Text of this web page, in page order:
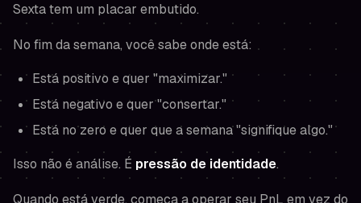
Sexta tem um placar embutido.
No fim da semana, vocêsabeonde está:
Está positivo e quer "maximizar."
Está negativo e quer "consertar."
Está no zero e quer que a semana "signifique algo."
Isso não é análise. É pressão de identidade.
Quando está verde, começa a operar seu PnL em vez do